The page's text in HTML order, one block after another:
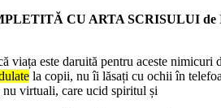
CU ARTA SCRISULUI de
viața este daruită pentru aceste
la copii, nu îi lăsați cu ochii în
nu virtuali, care ucid spiritul și